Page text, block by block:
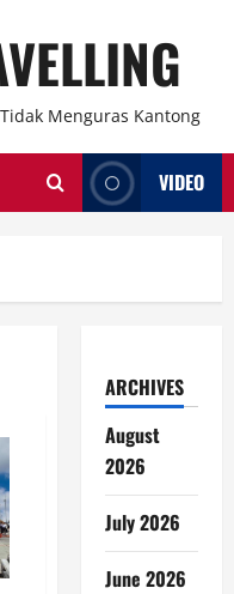
Menguras Kantong
VIDEO
ARCHIVES
August
2026
July 2026
June 2026